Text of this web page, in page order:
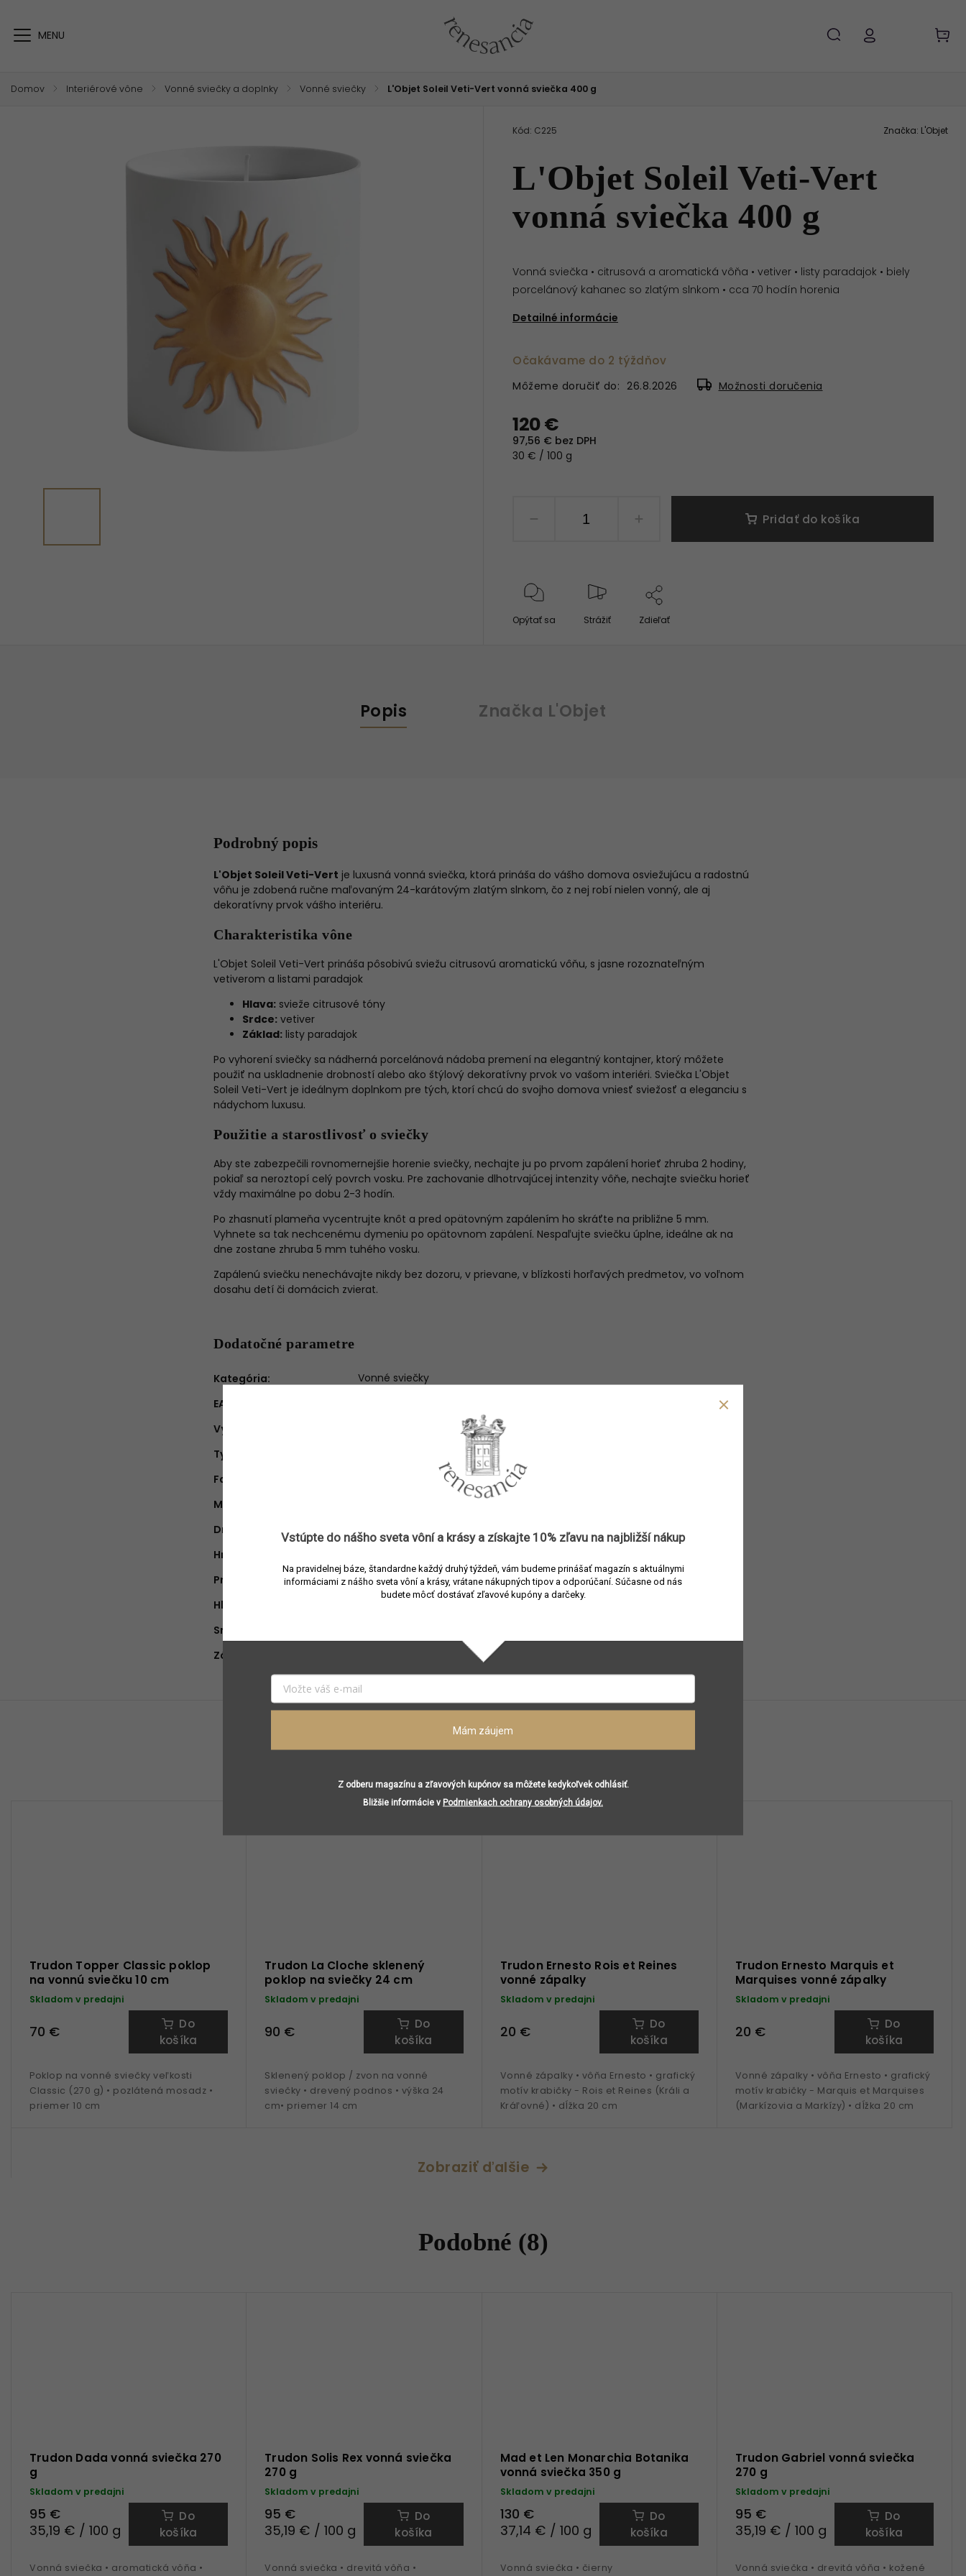
Domov / Interiérové vône / Vonné sviečky a doplnky / Vonné sviečky / L'Objet Soleil Veti-Vert vonná sviečka 400 g
L'Objet Soleil Veti-Vert
vonná sviečka 400 g
Kód: C225
Vonná sviečka • citrusová a aromatická vôňa • vetiver • listy paradajok • biely
porcelánový kahanec so zlatým slnkom • cca 70 hodín horenia
Detailné informácie
Značka: L'Objet
120 €
97,56 € bez DPH
30 € / 100 g
Očakávame do 2 týždňov
Môžeme doručiť do: 26.8.2026 Možnosti doručenia
Pridať do košíka
Opýtať sa Strážiť Zdieľať
Popis Značka L'Objet
Podrobný popis
L'Objet Soleil Veti-Vert je luxusná vonná sviečka, ktorá prináša do vášho domova osviežujúcu a radostnú
vôňu je zdobená ručne maľovaným 24-karátovým zlatým slnkom, čo z nej robí nielen vonný, ale aj
dekoratívny prvok vášho interiéru.
Charakteristika vône
L'Objet Soleil Veti-Vert prináša pôsobivú sviežu citrusovú aromatickú vôňu, s jasne rozoznateľným
vetiverom a listami paradajok
Hlava: svieže citrusové tóny
Srdce: vetiver
Základ: listy paradajok
Po vyhorení sviečky sa nádherná porcelánová nádoba premení na elegantný kontajner, ktorý môžete
použiť na uskladnenie drobností alebo ako štýlový dekoratívny prvok vo vašom interiéri. Sviečka L'Objet
Soleil Veti-Vert je ideálnym doplnkom pre tých, ktorí chcú do svojho domova vniesť sviežosť a eleganciu s
nádychom luxusu.
Použitie a starostlivosť o sviečky
Aby ste zabezpečili rovnomernejšie horenie sviečky, nechajte ju po prvom zapálení horieť zhruba 2 hodiny,
pokiaľ sa neroztopí celý povrch vosku. Pre zachovanie dlhotrvajúcej intenzity vôňe, nechajte sviečku horieť
vždy maximálne po dobu 2-3 hodín.
Po zhasnutí plameňa vycentrujte knôt a pred opätovným zapálením ho skráťte na približne 5 mm.
Vyhnete sa tak nechcenému dymeniu po opätovnom zapálení. Nespaľujte sviečku úplne, ideálne ak na
dne zostane zhruba 5 mm tuhého vosku.
Zapálenú sviečku nenechávajte nikdy bez dozoru, v prievane, v blízkosti horľavých predmetov, vo voľnom
dosahu detí či domácich zvierat.
Dodatočné parametre
Kategória:
Vonné sviečky
EAN
Výrobca
Typ produktu
Farba
Materiál
Druh vône
Aromatická
Hmotnosť náplne
Približná doba horenia:
70 hod.
Hlava
Srdce
Základ
Súvisiaci tovar
Trudon Topper Classic poklop
na vonnú sviečku 10 cm
Skladom v predajni
70 €
Do
košíka
Poklop na vonné sviečky veľkosti
Classic (270 g) • pozlátená mosadz •
priemer 10 cm
Trudon La Cloche sklenený
poklop na sviečky 24 cm
Skladom v predajni
90 €
Do
košíka
Sklenený poklop / zvon na vonné
sviečky • drevený podnos • výška 24
cm• priemer 14 cm
Trudon Ernesto Rois et Reines
vonné zápalky
Skladom v predajni
20 €
Do
košíka
Vonné zápalky • vôňa Ernesto • grafický
motív krabičky - Rois et Reines (Králi a
Kráľovné) • dĺžka 20 cm
Trudon Ernesto Marquis et
Marquises vonné zápalky
Skladom v predajni
20 €
Do
košíka
Vonné zápalky • vôňa Ernesto • grafický
motív krabičky - Marquis et Marquises
(Markízovia a Markízy) • dĺžka 20 cm
Zobraziť ďalšie
Podobné (8)
Trudon Dada vonná sviečka 270
g
Skladom v predajni
95 €
35,19 € / 100 g
Do
košíka
Vonná sviečka • aromatická vôňa •
Trudon Solis Rex vonná sviečka
270 g
Skladom v predajni
95 €
35,19 € / 100 g
Do
košíka
Vonná sviečka • drevitá vôňa •
Mad et Len Monarchia Botanika
vonná sviečka 350 g
Skladom v predajni
130 €
37,14 € / 100 g
Do
košíka
Vonná sviečka • čierny
Trudon Gabriel vonná sviečka
270 g
Skladom v predajni
95 €
35,19 € / 100 g
Do
košíka
Vonná sviečka • drevitá vôňa • kožené
Vstúpte do nášho sveta vôní a krásy a získajte 10% zľavu na najbližší nákup
Na pravidelnej báze, štandardne každý druhý týždeň, vám budeme prinášať magazín s aktuálnymi
informáciami z nášho sveta vôní a krásy, vrátane nákupných tipov a odporúčaní. Súčasne od nás
budete môcť dostávať zľavové kupóny a darčeky.
Mám záujem
Z odberu magazínu a zľavových kupónov sa môžete kedykoľvek odhlásiť.
Bližšie informácie v Podmienkach ochrany osobných údajov.